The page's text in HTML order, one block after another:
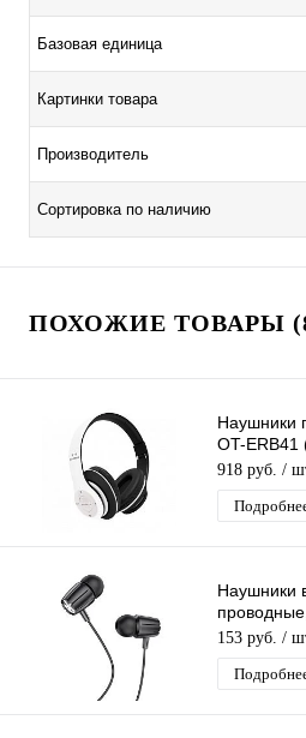
Базовая единица
Картинки товара
Производитель
Сортировка по наличию
ПОХОЖИЕ ТОВАРЫ
Наушники
OT-ERB41
гарнитура
918 руб. /
Наушники
гарнитура
153 руб. /